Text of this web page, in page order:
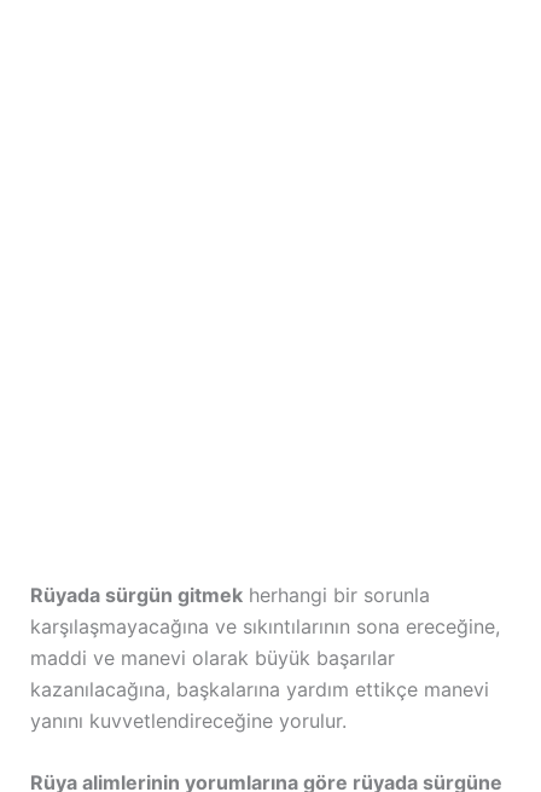
Rüyada sürgün gitmekherhangi bir sorunla
karşılaşmayacağına ve sıkıntılarının sona ereceğine,
maddi ve manevi olarak büyük başarılar
kazanılacağına, başkalarına yardım ettikçe manevi
yanını kuvvetlendireceğine yorulur.
Rüya alimlerinin yorumlarına göre rüyada sürgüne